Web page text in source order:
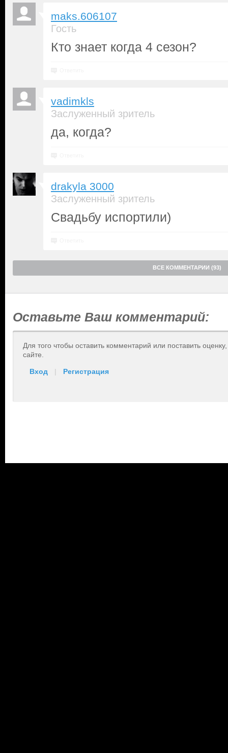
maks.606107
Гость
Кто знает когда 4 сезон?
vadimkls
Заслуженный зритель
да, когда?
drakyla 3000
Заслуженный зритель
Свадьбу испортили)
ВСЕ КОММЕНТАРИИ (93)
Оставьте Ваш комментарий:
Для того чтобы оставить комментарий или поставить
сайте.
Вход | Регистрация